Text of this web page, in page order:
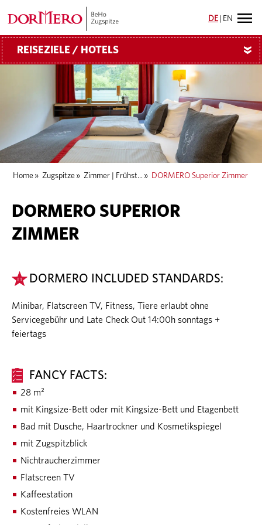
DE EN
REISEZIELE / HOTELS »
Home » Zugspitze » Zimmer | Frühst... » DORMERO Superior Zimmer
DORMERO SUPERIOR
ZIMMER
DORMERO INCLUDED STANDARDS:
Minibar, Flatscreen TV, Fitness, Tiere erlaubt ohne
Servicegebühr und Late Check Out 14:00h sonntags +
feiertags
FANCY FACTS:
28 m²
mit Kingsize-Bett oder mit Kingsize-Bett und Etagenbett
Bad mit Dusche, Haartrockner und Kosmetikspiegel
mit Zugspitzblick
Nichtraucherzimmer
Flatscreen TV
Kaffeestation
Kostenfreies WLAN